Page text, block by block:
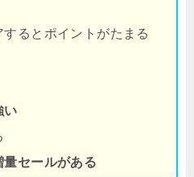
るとポイントがたまる
い
セールがある